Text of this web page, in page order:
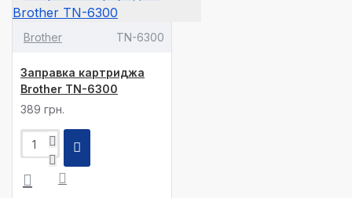
Brother TN-6300
Заправка картриджа
Brother TN-6300
389 грн.